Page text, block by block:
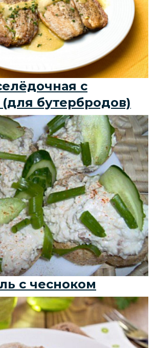
с
бутербродов)
с чесноком